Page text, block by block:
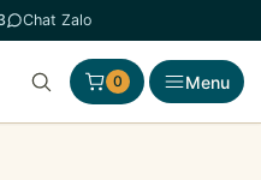
Chat Zalo
0 Menu